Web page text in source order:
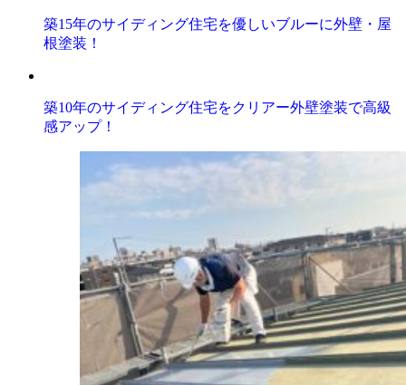
築15年のサイディング住宅を優しいブルーに外壁・屋
根塗装！
築10年のサイディング住宅をクリアー外壁塗装で高級
感アップ！